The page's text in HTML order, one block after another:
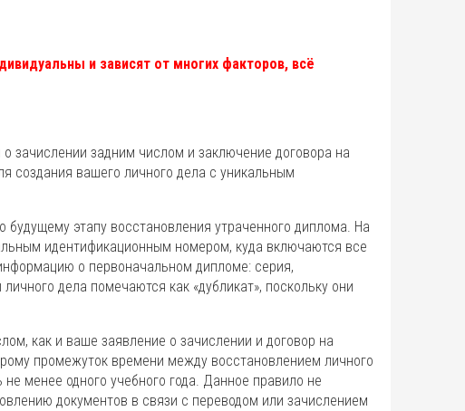
и зависят от многих факторов, всё
зачислении задним числом и заключение договора на
создания вашего личного дела с уникальным
этапу восстановления утраченного диплома. На
идентификационным номером, куда включаются все
о первоначальном дипломе: серия,
дела помечаются как «дубликат», поскольку они
как и ваше заявление о зачислении и договор на
промежуток времени между восстановлением личного
менее одного учебного года. Данное правило не
документов в связи с переводом или зачислением